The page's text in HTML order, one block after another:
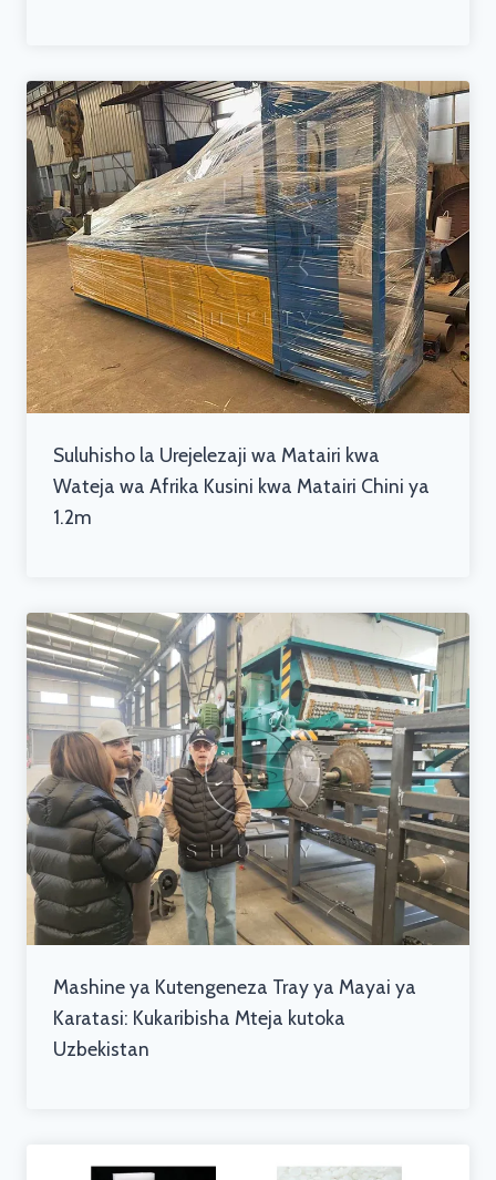
Suluhisho la Urejelezaji wa Matairi kwa
Wateja wa Afrika Kusini kwa Matairi Chini ya
1.2m
Mashine ya Kutengeneza Tray ya Mayai ya
Karatasi: Kukaribisha Mteja kutoka
Uzbekistan